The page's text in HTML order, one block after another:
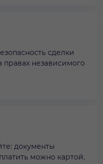
сделки
независимого
документы
можно картой.